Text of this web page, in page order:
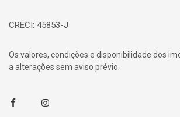
CRECI: 45853-J
Os valores, condições e disponibilidade dos
a alterações sem aviso prévio.
FacebookInstagram